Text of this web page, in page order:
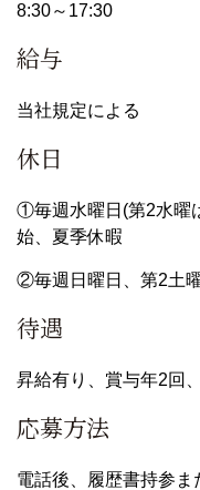
8:30～17:30
給与
当社規定による
休日
①毎週水曜日(第2水曜
始、夏季休暇
②毎週日曜日、第2土
待遇
昇給有り、賞与年2回
応募方法
電話後、履歴書持参ま